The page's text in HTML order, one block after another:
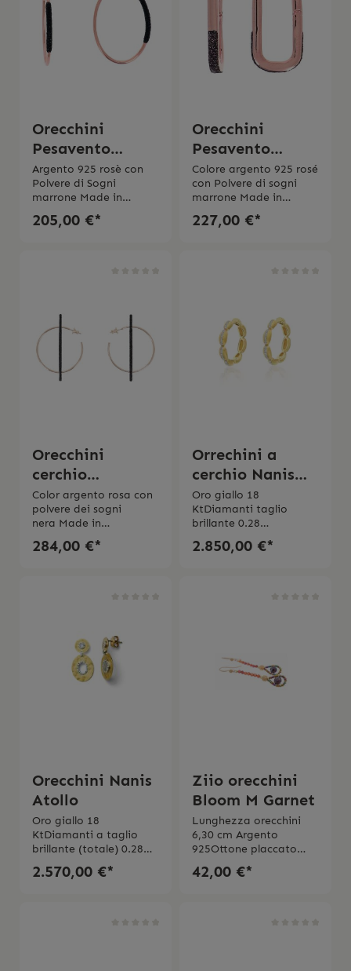
Orecchini
Pesavento
Polvere di sogni
Argento 925 rosè con
Polvere di Sogni
marrone Made in
Italy Scatola originale
205,00 €*
Orecchini
Pesavento
Polvere di sogni
WPLVO2428
Colore argento 925 rosé
con Polvere di sogni
marrone Made in
ItalyScatola originale
227,00 €*
Orecchini
cerchio
Pesavento
Polvere di sogni
Color argento rosa con
polvere dei sogni
nera Made in
italyScatola originale
284,00 €*
Orrechini a
cerchio Nanis
Diva medi
Oro giallo 18
KtDiamanti taglio
brillante 0.28
ct Purezza VSColore
GMade in Italy
2.850,00 €*
Orecchini Nanis
Atollo
Oro giallo 18
KtDiamanti a taglio
brillante (totale) 0.28
ctMade in Italy
2.570,00 €*
Ziio orecchini
Bloom M Garnet
Lunghezza orecchini
6,30 cm Argento
925Ottone placcato
oroPerle di vetro di
Murano GranatoZirconi
42,00 €*